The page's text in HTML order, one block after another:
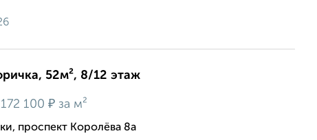
52м², 8/12 этаж
172 100 ₽ за м²
проспект Королёва 8а